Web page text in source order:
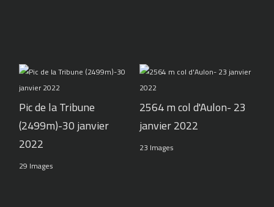
Pic de la Tribune
(2499m)-30 janvier
2022
29 Images
2564 m col d'Aulon- 23
janvier 2022
23 Images